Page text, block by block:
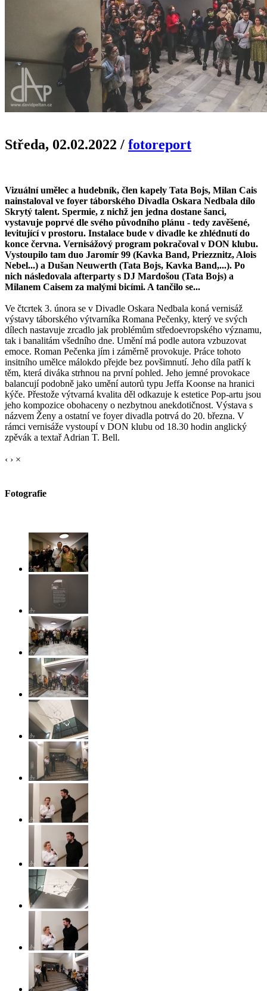
Středa, 02.02.2022 / fotoreport
Vizuální umělec a hudebník, člen kapely Tata Bojs, Milan Cais
nainstaloval ve foyer táborského Divadla Oskara Nedbala dílo
Skrytý talent. Spermie, z nichž jen jedna dostane šanci,
vystavuje poprvé dle svého původního plánu - tedy zavěšené,
levitující v prostoru. Instalace bude v divadle ke zhlédnutí do
konce června. Vernisážový program pokračoval v DON klubu.
Vystoupilo tam duo Jaromír 99 (Kavka Band, Priezznitz, Alois
Nebel...) a Dušan Neuwerth (Tata Bojs, Kavka Band,...). Po
nich následovala afterparty s DJ Mardošou (Tata Bojs) a
Milanem Caisem za malými bicími. A tančilo se...
Ve čtcrtek 3. února se v Divadle Oskara Nedbala koná vernisáž
výstavy táborského výtvarníka Romana Pečenky, který ve svých
dílech nastavuje zrcadlo jak problémům středoevropského významu,
tak i banalitám všedního dne. Umění má podle autora vzbuzovat
emoce. Roman Pečenka jím i záměrně provokuje. Práce tohoto
insitního umělce málokdo přejde bez povšimnutí. Jeho díla patří k
těm, která diváka strhnou na první pohled. Jeho jemné provokace
balancují podobně jako umění autorů typu Jeffa Koonse na hranici
kýče. Přestože výtvarná kvalita děl odkazuje k estetice Pop-artu jsou
jeho kompozice obohaceny o nezbytnou anekdotičnost. Výstava s
názvem Ženy a ostatní ve foyer divadla potrvá do 20. března. V
rámci vernisáže vystoupí v DON klubu od 18.30 hodin anglický
zpěvák a textař Adrian T. Bell.
‹ › ×
Fotografie